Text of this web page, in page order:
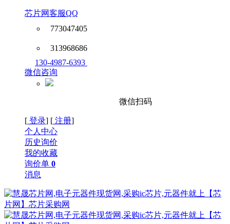
芯片网客服QQ
773047405
313968686
130-4987-6393
微信咨询
微信扫码
[ 登录] [ 注册]
个人中心
历史询价
我的收藏
询价单 0
消息